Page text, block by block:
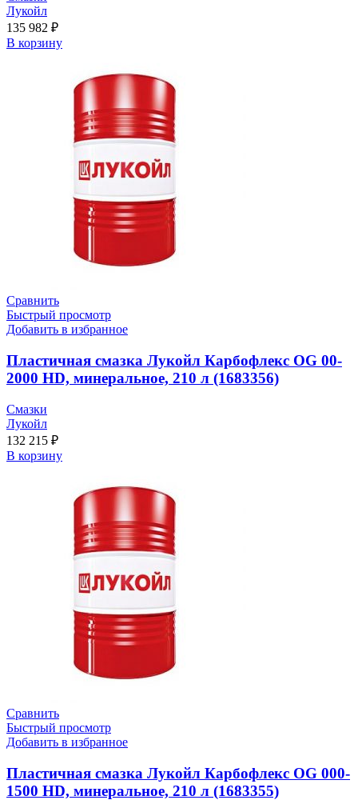
Лукойл
135 982 ₽
В корзину
Сравнить
Быстрый просмотр
Добавить в избранное
Пластичная смазка Лукойл Карбофлекс OG 00-
2000 HD, минеральное, 210 л (1683356)
Смазки
Лукойл
132 215 ₽
В корзину
Сравнить
Быстрый просмотр
Добавить в избранное
Пластичная смазка Лукойл Карбофлекс OG 000-
1500 HD, минеральное, 210 л (1683355)